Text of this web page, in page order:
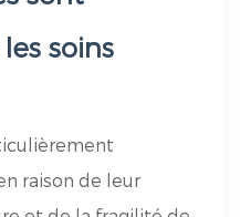
soins
raison de leur